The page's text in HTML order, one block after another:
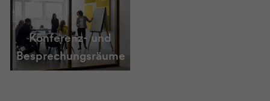
Konferenz- und
Besprechungsräume